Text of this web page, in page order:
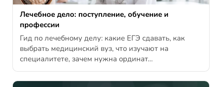
Лечебное дело: поступление, обучение и
профессии
Гид по лечебному делу: какие ЕГЭ сдавать, как
выбрать медицинский вуз, что изучают на
специалитете, зачем нужна ординат…